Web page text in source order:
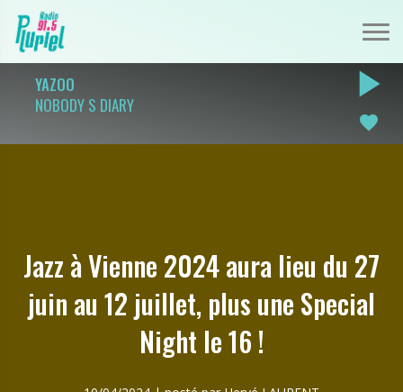
YAZOO
NOBODY S DIARY
play_arrow
favorite
Jazz à Vienne 2024 aura lieu du 27
juin au 12 juillet, plus une Special
Night le 16 !